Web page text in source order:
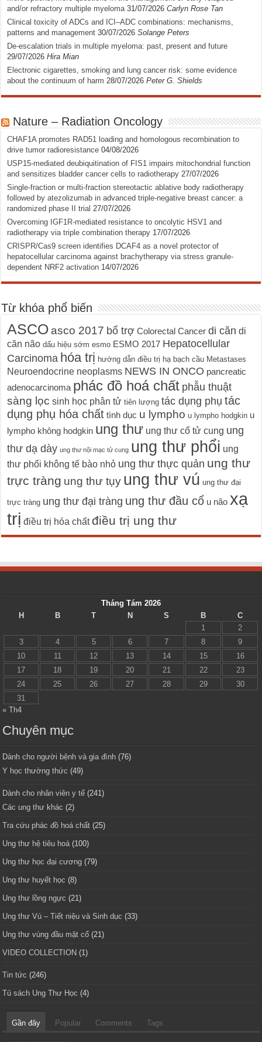
and/or refractory multiple myeloma 31/07/2026 Carlyn Rose Tan
Clinical toxicity of ADCs and ICI–ADC combinations: mechanisms,
patterns and management 30/07/2026 Solange Peters
De-escalation trials in multiple myeloma: past, present and future
29/07/2026 Hira Mian
Electronic cigarettes, smoking and lung cancer risk: some evidence
about the continuum of harm 28/07/2026 Peter G. Shields
Nature – Radiation Oncology
CHAF1A promotes RAD51 loading and homologous recombination to
drive tumor radioresistance 04/08/2026
USP15-mediated deubiquitination of FIS1 impairs mitochondrial function
and sensitizes bladder cancer cells to radiotherapy 27/07/2026
Single-fraction or multi-fraction stereotactic ablative body radiotherapy
followed by atezolizumab in advanced triple-negative breast cancer: a
randomized phase II trial 27/07/2026
Overcoming IGF1R-mediated resistance to oncolytic HSV1 and
radiotherapy via triple combination therapy 17/07/2026
CRISPR/Cas9 screen identifies DCAF4 as a novel protector of
hepatocellular carcinoma against brachytherapy via stress granule-
dependent NRF2 activation 14/07/2026
Từ khóa phổ biến
ASCO asco 2017 bổ trợ Colorectal Cancer di căn di
căn não dấu hiệu sớm esmo ESMO 2017 Hepatocellular
Carcinoma hóa trị hướng dẫn điều trị hạ bạch cầu Metastases
Neuroendocrine neoplasms NEWS IN ONCO pancreatic
adenocarcinoma phác đồ hoá chất phẫu thuật
sàng lọc sinh học phân tử tiên lượng tác dụng phụ tác
dụng phụ hóa chất tình dục u lympho u lympho hodgkin u
lympho không hodgkin ung thư ung thư cổ tử cung ung
thư dạ dày ung thư nội mạc tử cung ung thư phổi ung
thư phổi không tế bào nhỏ ung thư thực quản ung thư
trực tràng ung thư tụy ung thư vú ung thư đại
trực tràng ung thư đại tràng ung thư đầu cổ u não xạ
trị điều trị hóa chất điều trị ung thư
Tháng Tám 2026
H
B T N S B
C
1
2
3
4 5 6 7 8
9
10
11 12 13 14 15
16
17
18 19 20 21 22
23
24
25 26 27 28 29
30
31
« Th4
Chuyên mục
Dành cho người bệnh và gia đình (76)
Y học thường thức (49)
Dành cho nhân viên y tế (241)
Các ung thư khác (2)
Tra cứu phác đồ hoá chất (25)
Ung thư hệ tiêu hoá(100)
Ung thư học đại cương (79)
Ung thư huyết học (8)
Ung thư lồng ngực (21)
Ung thư Vú – Tiết niệu và Sinh dục (33)
Ung thư vùng đầu mặt cổ (21)
VIDEO COLLECTION (1)
Tin tức (246)
Tủ sách Ung Thư Học (4)
Gần đây Popular Comments Tags